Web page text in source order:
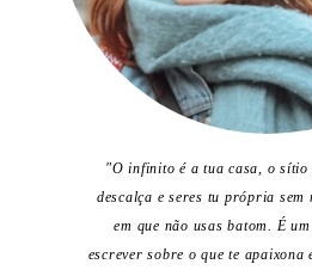
"O infinito é a tua casa, o sítio
descalça e seres tu própria sem
em que não usas batom. É
escrever sobre o que te apaixona